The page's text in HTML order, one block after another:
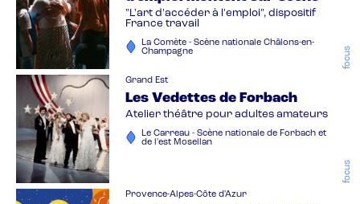
"L'art d'accéder à l'emploi", dispositif
France travail
La Comète - Scène nationale Châlons-en-
Champagne
focus
Grand Est
Les Vedettes de Forbach
Atelier théâtre pour adultes amateurs
Le Carreau - Scène nationale de Forbach et
de l'est Mosellan
focus
Provence-Alpes-Côte d'Azur